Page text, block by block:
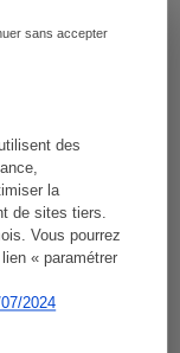
des
la
de sites tiers.
Vous pourrez
« paramétrer
2024
sans accepter
propose le
l’ensemble
de